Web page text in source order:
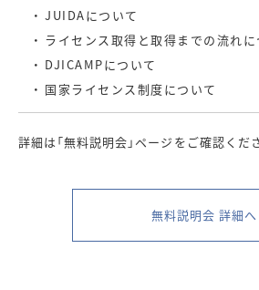
・ JUIDAについて
・ ライセンス取得と取得までの流れに
・ DJICAMPについて
・ 国家ライセンス制度について
詳細は「無料説明会」ページをご確認くだ
無料説明会 詳細へ